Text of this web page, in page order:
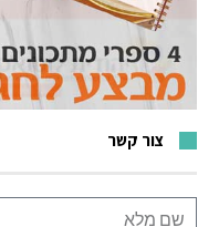
צור קשר